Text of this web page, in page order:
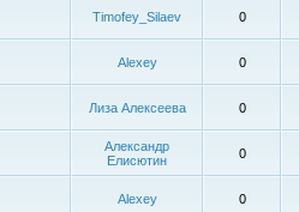
Timofey_Silaev 0
Alexey 0
Лиза Алексеева 0
Александр
Елисютин
0
Alexey 0